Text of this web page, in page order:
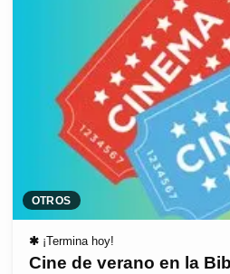
OTROS
✱ ¡Termina hoy!
Cine de verano en la